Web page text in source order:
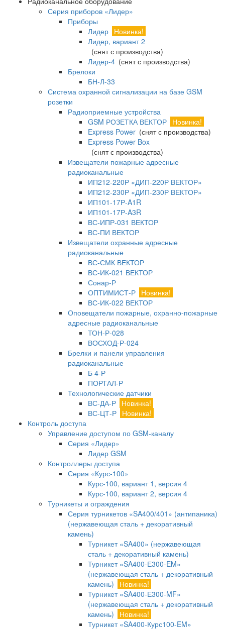
Серия приборов «Лидер»
Приборы
Лидер Новинка!
Лидер, вариант 2
(снят с производства)
Лидер-4 (снят с производства)
Брелоки
БН-Л-33
Система охранной сигнализации на базе GSM
розетки
Радиоприемные устройства
GSM РОЗЕТКА ВЕКТОР Новинка!
Express Power (снят с производства)
Express Power Box
(снят с производства)
Извещатели пожарные адресные
радиоканальные
ИП212-220Р «ДИП-220Р ВЕКТОР»
ИП212-230Р «ДИП-230Р ВЕКТОР»
ИП101-17Р-A1R
ИП101-17Р-A3R
ВС-ИПР-031 ВЕКТОР
ВС-ПИ ВЕКТОР
Извещатели охранные адресные
радиоканальные
ВС-СМК ВЕКТОР
ВС-ИК-021 ВЕКТОР
Сонар-Р
ОПТИМИСТ-Р Новинка!
ВС-ИК-022 ВЕКТОР
Оповещатели пожарные, охранно-пожарные
адресные радиоканальные
ТОН-Р-028
ВОСХОД-Р-024
Брелки и панели управления
радиоканальные
Б 4-Р
ПОРТАЛ-Р
Технологические датчики
ВС-ДА-Р Новинка!
ВС-ЦТ-Р Новинка!
Контроль доступа
Управление доступом по GSM-каналу
Серия «Лидер»
Лидер GSM
Контроллеры доступа
Серия «Курс-100»
Курс-100, вариант 1, версия 4
Курс-100, вариант 2, версия 4
Турникеты и ограждения
Серия турникетов «SA400/401» (антипаника)
(нержавеющая сталь + декоративный
камень)
Турникет «SA400» (нержавеющая
сталь + декоративный камень)
Турникет «SA400-Е300-EM»
(нержавеющая сталь + декоративный
камень)
Новинка!
Турникет «SA400-Е300-MF»
(нержавеющая сталь + декоративный
камень)
Новинка!
Турникет «SA400-Курс100-EM»